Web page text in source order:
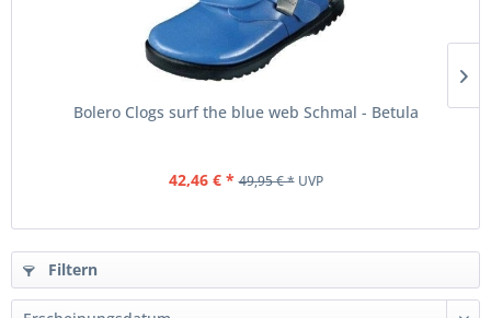
Bolero Clogs surf the blue web Schmal - Betula
42,46 € * 49,95 € *UVP
Filtern